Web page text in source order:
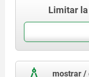
Limitar
mostrar /